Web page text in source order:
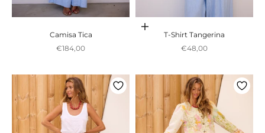
Camisa Tica
Preço promocional
€184,00
Adicionar ao carrinho
T-Shirt Tangerina
Preço promocional
€48,00